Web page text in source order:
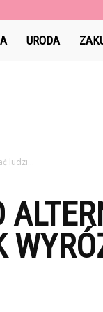
URODA
ludzi...